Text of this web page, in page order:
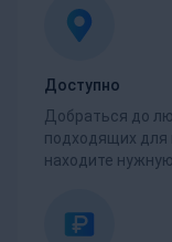
Доступно
Добраться до
подходящих для
находите